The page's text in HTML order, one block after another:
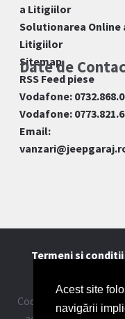
Acest site
navigării
a Litigiilor
Solutionarea Online
Litigiilor
Sitemap
RSS Feed piese
Date de
Vodafone:
Vodafone:
Email:
Termeni si conditii
Cookie-urile ne ajuta